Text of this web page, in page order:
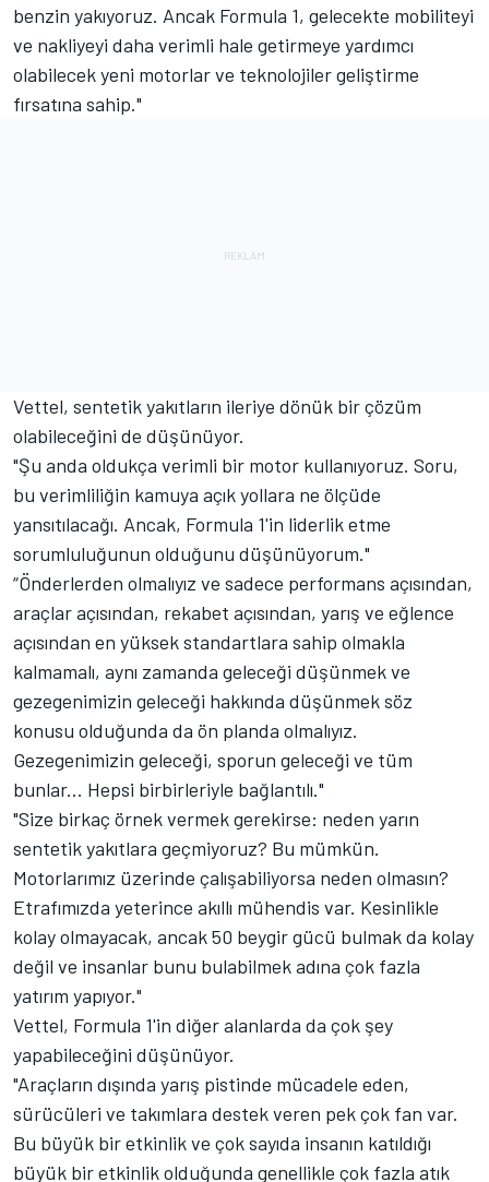
benzin yakıyoruz. Ancak Formula 1, gelecekte mobiliteyi
ve nakliyeyi daha verimli hale getirmeye yardımcı
olabilecek yeni motorlar ve teknolojiler geliştirme
fırsatına sahip."
Vettel, sentetik yakıtların ileriye dönük bir çözüm
olabileceğini de düşünüyor.
"Şu anda oldukça verimli bir motor kullanıyoruz. Soru,
bu verimliliğin kamuya açık yollara ne ölçüde
yansıtılacağı. Ancak, Formula 1'in liderlik etme
sorumluluğunun olduğunu düşünüyorum."
“Önderlerden olmalıyız ve sadece performans açısından,
araçlar açısından, rekabet açısından, yarış ve eğlence
açısından en yüksek standartlara sahip olmakla
kalmamalı, aynı zamanda geleceği düşünmek ve
gezegenimizin geleceği hakkında düşünmek söz
konusu olduğunda da ön planda olmalıyız.
Gezegenimizin geleceği, sporun geleceği ve tüm
bunlar... Hepsi birbirleriyle bağlantılı."
"Size birkaç örnek vermek gerekirse: neden yarın
sentetik yakıtlara geçmiyoruz? Bu mümkün.
Motorlarımız üzerinde çalışabiliyorsa neden olmasın?
Etrafımızda yeterince akıllı mühendis var. Kesinlikle
kolay olmayacak, ancak 50 beygir gücü bulmak da kolay
değil ve insanlar bunu bulabilmek adına çok fazla
yatırım yapıyor."
Vettel, Formula 1'in diğer alanlarda da çok şey
yapabileceğini düşünüyor.
"Araçların dışında yarış pistinde mücadele eden,
sürücüleri ve takımlara destek veren pek çok fan var.
Bu büyük bir etkinlik ve çok sayıda insanın katıldığı
büyük bir etkinlik olduğunda genellikle çok fazla atık